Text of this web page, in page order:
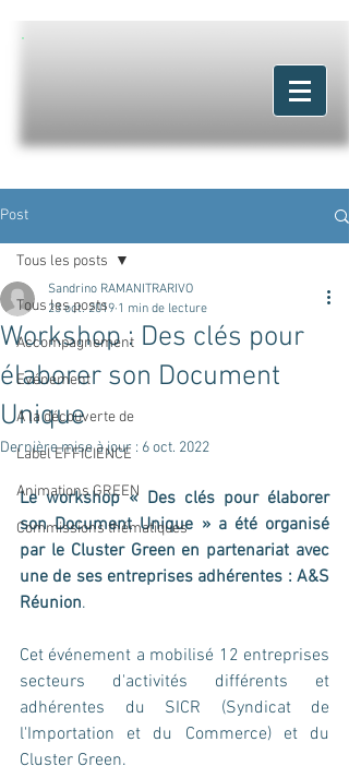
Post
Tous les posts
Accompagnement
Evénement
A la découverte de
Label EFFICIENCE
Animations GREEN
Commissions thématiques
Tous les posts
Workshop : Des clés pour
élaborer son Document
Unique
Sandrino RAMANITRARIVO
23 oct. 2019 1 min de lecture
Dernière mise à jour : 6 oct. 2022
Le workshop « Des clés pour élaborer
son Document Unique » a été organisé
par le Cluster Green en partenariat avec
une de ses entreprises adhérentes : A&S
Réunion.
Cet événement a mobilisé 12 entreprises
secteurs d'activités différents et
adhérentes du SICR (Syndicat de
l'Importation et du Commerce) et du
Cluster Green.